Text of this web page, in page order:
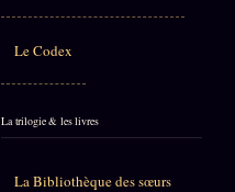
Le Codex
La trilogie & les livres
La Bibliothèque des sœurs